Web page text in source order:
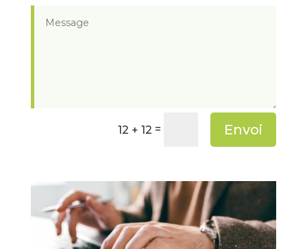
12 + 12 = Envoi